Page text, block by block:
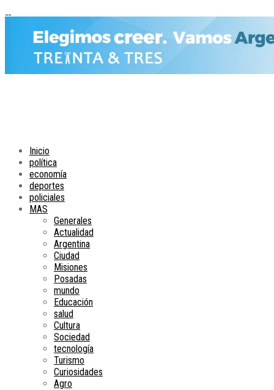
Inicio
política
economía
deportes
policiales
MAS
Generales
Actualidad
Argentina
Ciudad
Misiones
Posadas
mundo
Educación
salud
Cultura
Sociedad
tecnología
Turismo
Curiosidades
Agro